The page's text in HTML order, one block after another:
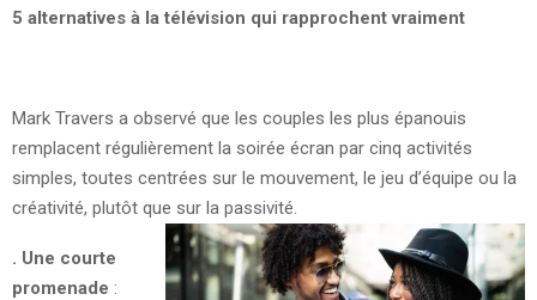
5 alternatives à la télévision qui rapprochent vraiment
Mark Travers a observé que les couples les plus épanouis
remplacent régulièrement la soirée écran par cinq activités
simples, toutes centrées sur le mouvement, le jeu d’équipe ou la
créativité, plutôt que sur la passivité.
. Une courte
promenade :